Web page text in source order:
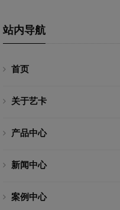
站内导航
首页
关于艺卡
产品中心
新闻中心
案例中心